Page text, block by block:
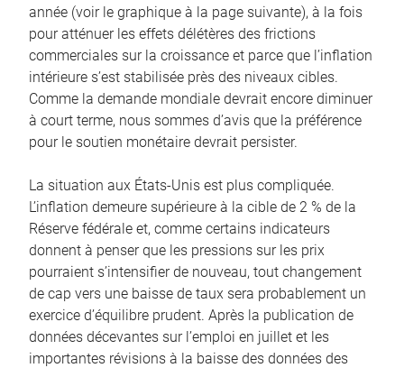
année (voir le graphique à la page suivante), à la fois
pour atténuer les effets délétères des frictions
commerciales sur la croissance et parce que l’inflation
intérieure s’est stabilisée près des niveaux cibles.
Comme la demande mondiale devrait encore diminuer
à court terme, nous sommes d’avis que la préférence
pour le soutien monétaire devrait persister.
La situation aux États-Unis est plus compliquée.
L’inflation demeure supérieure à la cible de 2 % de la
Réserve fédérale et, comme certains indicateurs
donnent à penser que les pressions sur les prix
pourraient s’intensifier de nouveau, tout changement
de cap vers une baisse de taux sera probablement un
exercice d’équilibre prudent. Après la publication de
données décevantes sur l’emploi en juillet et les
importantes révisions à la baisse des données des